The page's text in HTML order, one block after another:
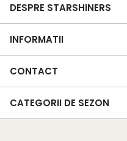
DESPRE STARSHINERS
INFORMATII
CONTACT
CATEGORII DE SEZON